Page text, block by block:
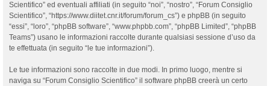
Scientifico” ed eventuali affiliati (in seguito “noi”, “nostro”, “Forum Consiglio
Scientifico”, “https://www.diitet.cnr.it/forum/forum_cs”) e phpBB (in seguito
“essi”, “loro”, “phpBB software”, “www.phpbb.com”, “phpBB Limited”, “phpBB
Teams”) usano le informazioni raccolte durante qualsiasi sessione d’uso da
te effettuata (in seguito “le tue informazioni”).
Le tue informazioni sono raccolte in due modi. In primo luogo, mentre si
naviga su “Forum Consiglio Scientifico” il software phpBB creerà un certo